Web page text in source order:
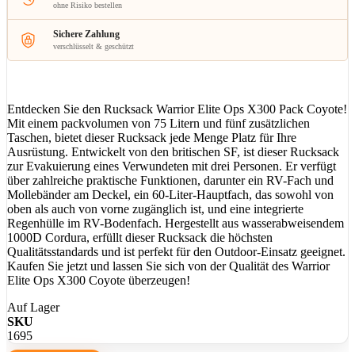
ohne Risiko bestellen
Sichere Zahlung
verschlüsselt & geschützt
Entdecken Sie den Rucksack Warrior Elite Ops X300 Pack Coyote!
Mit einem packvolumen von 75 Litern und fünf zusätzlichen
Taschen, bietet dieser Rucksack jede Menge Platz für Ihre
Ausrüstung. Entwickelt von den britischen SF, ist dieser Rucksack
zur Evakuierung eines Verwundeten mit drei Personen. Er verfügt
über zahlreiche praktische Funktionen, darunter ein RV-Fach und
Mollebänder am Deckel, ein 60-Liter-Hauptfach, das sowohl von
oben als auch von vorne zugänglich ist, und eine integrierte
Regenhülle im RV-Bodenfach. Hergestellt aus wasserabweisendem
1000D Cordura, erfüllt dieser Rucksack die höchsten
Qualitätsstandards und ist perfekt für den Outdoor-Einsatz geeignet.
Kaufen Sie jetzt und lassen Sie sich von der Qualität des Warrior
Elite Ops X300 Coyote überzeugen!
Auf Lager
SKU
1695